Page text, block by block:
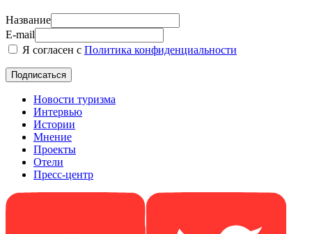
Название
E-mail
Я согласен с Политика конфиденциальности
Новости туризма
Интервью
Истории
Мнение
Проекты
Отели
Пресс-центр